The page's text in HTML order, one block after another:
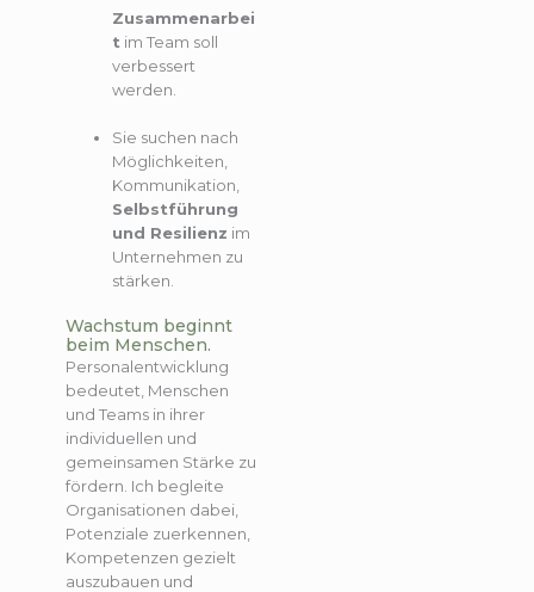
Zusammenarbei
tim Team soll
verbessert
werden.
Sie suchen nach
Möglichkeiten,
Kommunikation,
Selbstführung
und Resilienz im
Unternehmen zu
stärken.
Wachstum beginnt
beim Menschen.
Personalentwicklung
bedeutet, Menschen
und Teams in ihrer
individuellen und
gemeinsamen Stärke zu
fördern. Ich begleite
Organisationen dabei,
Potenziale zuerkennen,
Kompetenzen gezielt
auszubauen und